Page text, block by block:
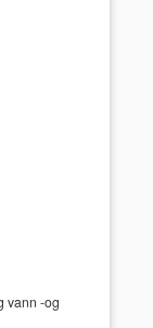
vann -og